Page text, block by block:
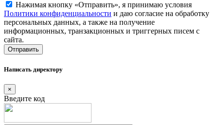
Нажимая кнопку «Отправить», я принимаю условия
Политики конфиденциальности и даю согласие на обработку
персональных данных, а также на получение
информационных, транзакционных и триггерных писем с
сайта.
Написать директору
×
Введите код